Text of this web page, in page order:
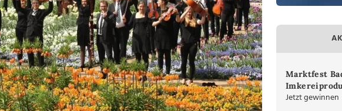
Marktfest
Jetzt gewinnen